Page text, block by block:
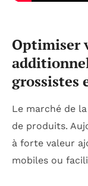
Optimiser
grossistes
Le marché de
de produits.
à forte valeur
mobiles ou